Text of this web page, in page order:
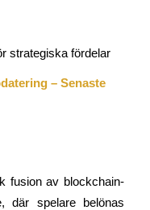
strategiska fördelar
– Senaste
fusion av blockchain-
där spelare belönas